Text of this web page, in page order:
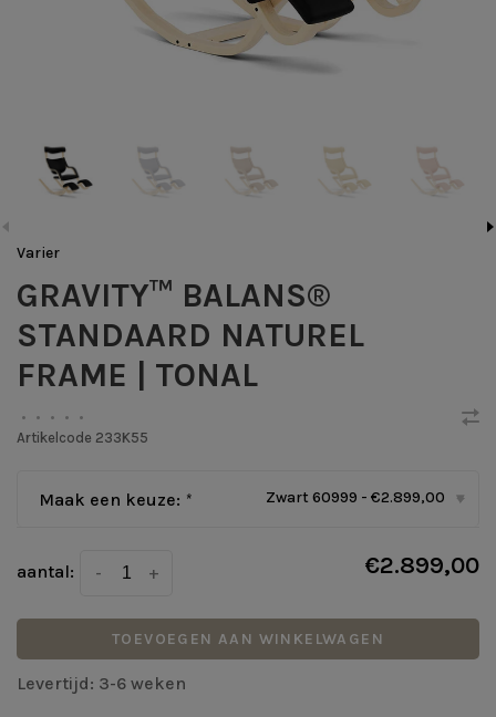
Varier
GRAVITY™ BALANS®
STANDAARD NATUREL
FRAME | TONAL
• • • •
•
Artikelcode 233K55
Maak een keuze: * Zwart 60999 - €2.899,00 ▾
aantal: +
- €2.899,00
TOEVOEGEN AAN WINKELWAGEN
Levertijd: 3-6 weken